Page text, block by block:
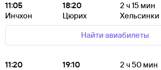
11:05
Инчхон
18:20
Цюрих
2 ч 15 мин
Хельсинки
Найти авиабилеты
11:20
19:10
2 ч 50 мин